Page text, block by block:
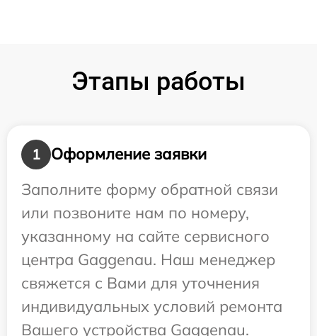
Этапы работы
1
Оформление заявки
Заполните форму обратной связи
или позвоните нам по номеру,
указанному на сайте сервисного
центра Gaggenau. Наш менеджер
свяжется с Вами для уточнения
индивидуальных условий ремонта
Вашего устройства Gaggenau.